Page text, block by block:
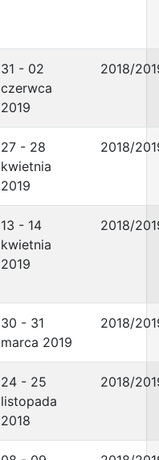
31 - 02
czerwca
2019
2018/
27 - 28
kwietnia
2019
2018/
13 - 14
kwietnia
2019
2018/
30 - 31
marca 2019
2018/
24 - 25
listopada
2018
2018/